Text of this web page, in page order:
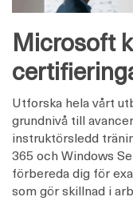
Microsoft
Utforska hela vårt
grundnivå till
instruktörsledd
365 och Windows
förbereda dig för
som gör skillnad i